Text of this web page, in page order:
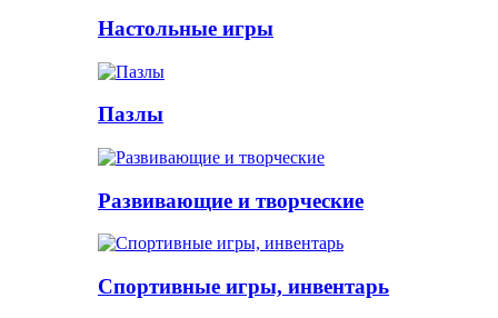
Настольные игры
Пазлы
Развивающие и творческие
Спортивные игры, инвентарь